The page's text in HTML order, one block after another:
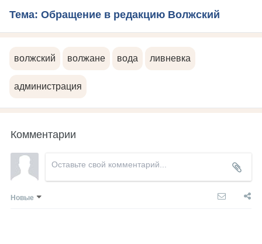
Тема: Обращение в редакцию Волжский
волжский волжане вода ливневка
администрация
Комментарии
Новые